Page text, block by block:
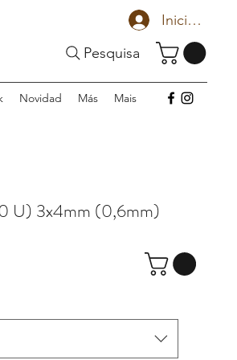
Iniciar sesión
Pesquisa
Novidad Más Mais
U) 3x4mm (0,6mm)